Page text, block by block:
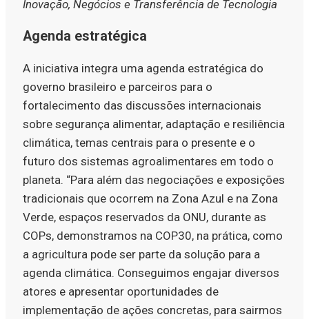
Inovação, Negócios e Transferência de Tecnologia
Agenda estratégica
A iniciativa integra uma agenda estratégica do
governo brasileiro e parceiros para o
fortalecimento das discussões internacionais
sobre segurança alimentar, adaptação e resiliência
climática, temas centrais para o presente e o
futuro dos sistemas agroalimentares em todo o
planeta. “Para além das negociações e exposições
tradicionais que ocorrem na Zona Azul e na Zona
Verde, espaços reservados da ONU, durante as
COPs, demonstramos na COP30, na prática, como
a agricultura pode ser parte da solução para a
agenda climática. Conseguimos engajar diversos
atores e apresentar oportunidades de
implementação de ações concretas, para sairmos